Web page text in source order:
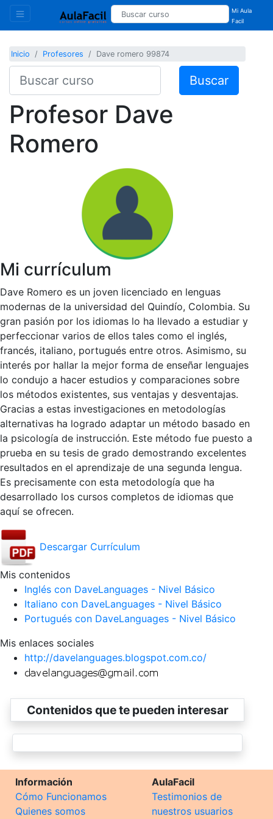
Mi Aula
Facil
Inicio Profesores Dave romero 99874
Buscar
Profesor Dave
Romero
Mi currículum
Dave Romero es un joven licenciado en lenguas
modernas de la universidad del Quindío, Colombia. Su
gran pasión por los idiomas lo ha llevado a estudiar y
perfeccionar varios de ellos tales como el inglés,
francés, italiano, portugués entre otros. Asimismo, su
interés por hallar la mejor forma de enseñar lenguajes
lo condujo a hacer estudios y comparaciones sobre
los métodos existentes, sus ventajas y desventajas.
Gracias a estas investigaciones en metodologías
alternativas ha logrado adaptar un método basado en
la psicología de instrucción. Este método fue puesto a
prueba en su tesis de grado demostrando excelentes
resultados en el aprendizaje de una segunda lengua.
Es precisamente con esta metodología que ha
desarrollado los cursos completos de idiomas que
aquí se ofrecen.
Descargar Currículum
Mis contenidos
Inglés con DaveLanguages - Nivel Básico
Italiano con DaveLanguages - Nivel Básico
Portugués con DaveLanguages - Nivel Básico
Mis enlaces sociales
http://davelanguages.blogspot.com.co/
Contenidos que te pueden interesar
Información
Cómo Funcionamos
Quienes somos
AulaFacil
Testimonios de
nuestros usuarios